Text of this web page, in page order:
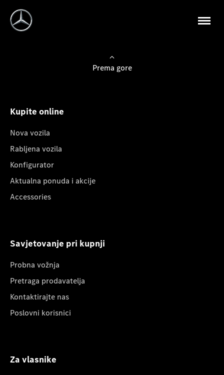
Prema gore
Kupite online
Nova vozila
Rabljena vozila
Konfigurator
Aktualna ponuda i akcije
Accessories
Savjetovanje pri kupnji
Probna vožnja
Pretraga prodavatelja
Kontaktirajte nas
Poslovni korisnici
Za vlasnike